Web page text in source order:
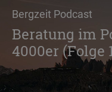
Bergzeit Podcast
Beratung im
4000er (Folge